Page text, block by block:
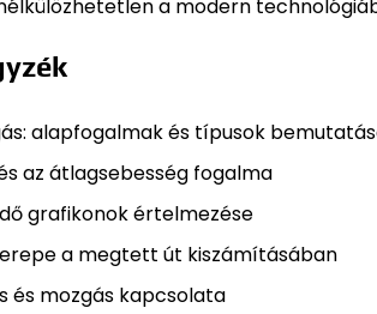
a modern
alapfogalmak és típusok
az átlagsebesség fogalma
grafikonok értelmezése
a megtett út kiszámításában
és mozgás kapcsolata